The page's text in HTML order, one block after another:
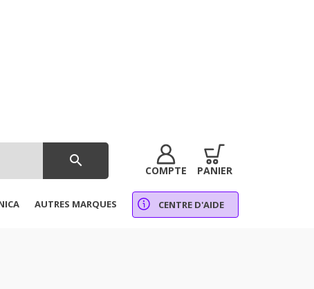
search
COMPTE PANIER
AUTRES MARQUES CENTRE D'AIDE